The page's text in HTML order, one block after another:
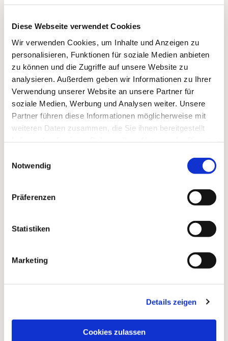
Diese Webseite verwendet Cookies
Wir verwenden Cookies, um Inhalte und Anzeigen zu
personalisieren, Funktionen für soziale Medien anbieten
zu können und die Zugriffe auf unsere Website zu
analysieren. Außerdem geben wir Informationen zu Ihrer
Verwendung unserer Website an unsere Partner für
soziale Medien, Werbung und Analysen weiter. Unsere
Partner führen diese Informationen möglicherweise mit
weiteren Daten zusammen, die Sie ihnen bereitgestellt
Notwendig
Präferenzen
Statistiken
Marketing
Details zeigen
Cookies zulassen
Dies könnte Sie auch